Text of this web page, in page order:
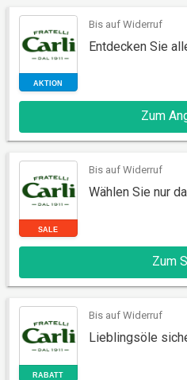
Bis auf Widerruf
Entdecken Sie
Zum
Bis auf Widerruf
Wählen Sie nur
Zum
Bis auf Widerruf
Lieblingsöle